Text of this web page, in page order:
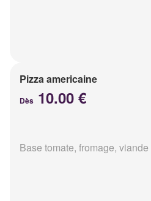
Pizza americaine
Dès 10.00 €
Base tomate, fromage,